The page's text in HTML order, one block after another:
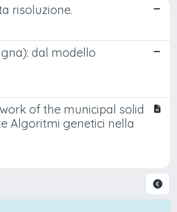
risoluzione.
dal modello
of the municipal solid
Algoritmi genetici nella